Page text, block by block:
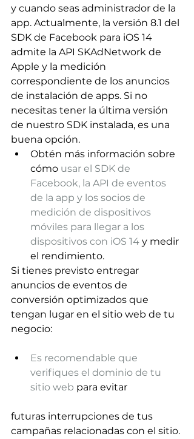
y cuando seas administrador de la
app. Actualmente, la versión 8.1 del
SDK de Facebook para iOS 14
admite la API SKAdNetwork de
Apple y la medición
correspondiente de los anuncios
de instalación de apps. Si no
necesitas tener la última versión
de nuestro SDK instalada, es una
buena opción.
Obtén más información sobre
cómo usar el SDK de
Facebook, la API de eventos
de la app y los socios de
medición de dispositivos
móviles para llegar a los
dispositivos con iOS 14 y medir
el rendimiento.
Si tienes previsto entregar
anuncios de eventos de
conversión optimizados que
tengan lugar en el sitio web de tu
negocio:
Es recomendable que
verifiques el dominio de tu
sitio web para evitar
futuras interrupciones de tus
campañas relacionadas con el sitio.